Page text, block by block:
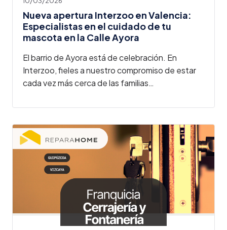
Nueva apertura Interzoo en Valencia:
Especialistas en el cuidado de tu
mascota en la Calle Ayora
El barrio de Ayora está de celebración. En
Interzoo, fieles a nuestro compromiso de estar
cada vez más cerca de las familias…